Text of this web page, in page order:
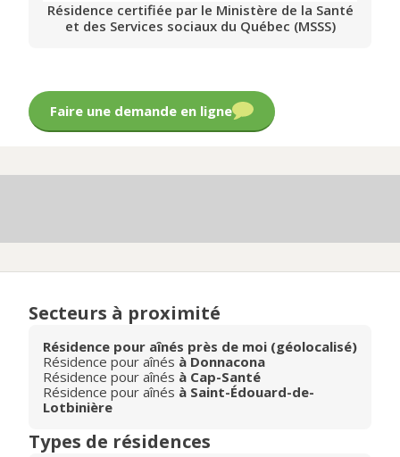
Résidence certifiée par le Ministère de la Santé
et des Services sociaux du Québec (MSSS)
Faire une demande en ligne
Secteurs à proximité
Résidence pour aînés près de moi (géolocalisé)
Résidence pour aînés à Donnacona
Résidence pour aînés à Cap-Santé
Résidence pour aînés à Saint-Édouard-de-
Lotbinière
Types de résidences